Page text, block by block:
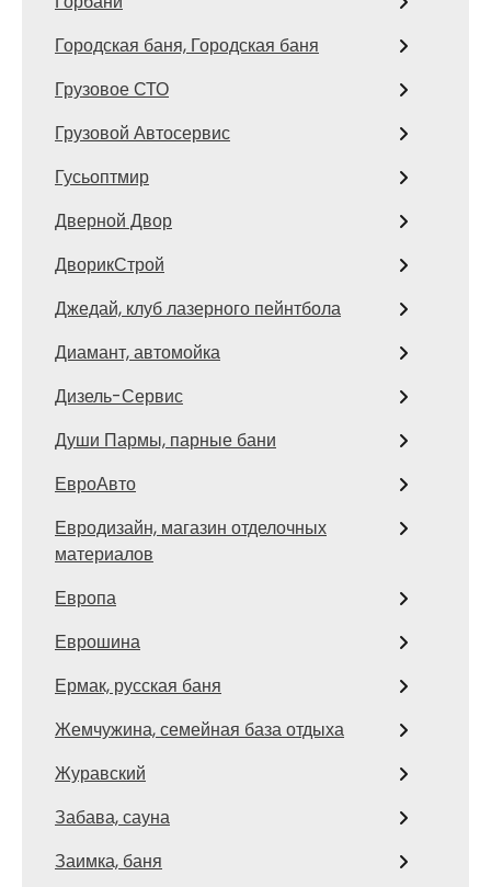
Городская баня, Городская баня
Грузовое СТО
Грузовой Автосервис
Гусьоптмир
Дверной Двор
ДворикСтрой
Джедай, клуб лазерного пейнтбола
Диамант, автомойка
Дизель-Сервис
Души Пармы, парные бани
ЕвроАвто
Евродизайн, магазин отделочных
материалов
Европа
Еврошина
Ермак, русская баня
Жемчужина, семейная база отдыха
Журавский
Забава, сауна
Заимка, баня